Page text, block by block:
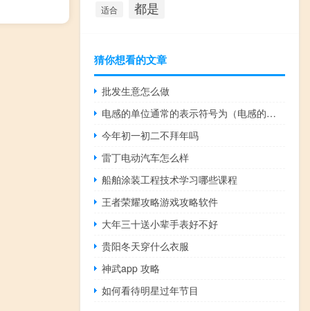
适合 都是
猜你想看的文章
批发生意怎么做
电感的单位通常的表示符号为（电感的单位）
今年初一初二不拜年吗
雷丁电动汽车怎么样
船舶涂装工程技术学习哪些课程
王者荣耀攻略游戏攻略软件
大年三十送小辈手表好不好
贵阳冬天穿什么衣服
神武app 攻略
如何看待明星过年节目